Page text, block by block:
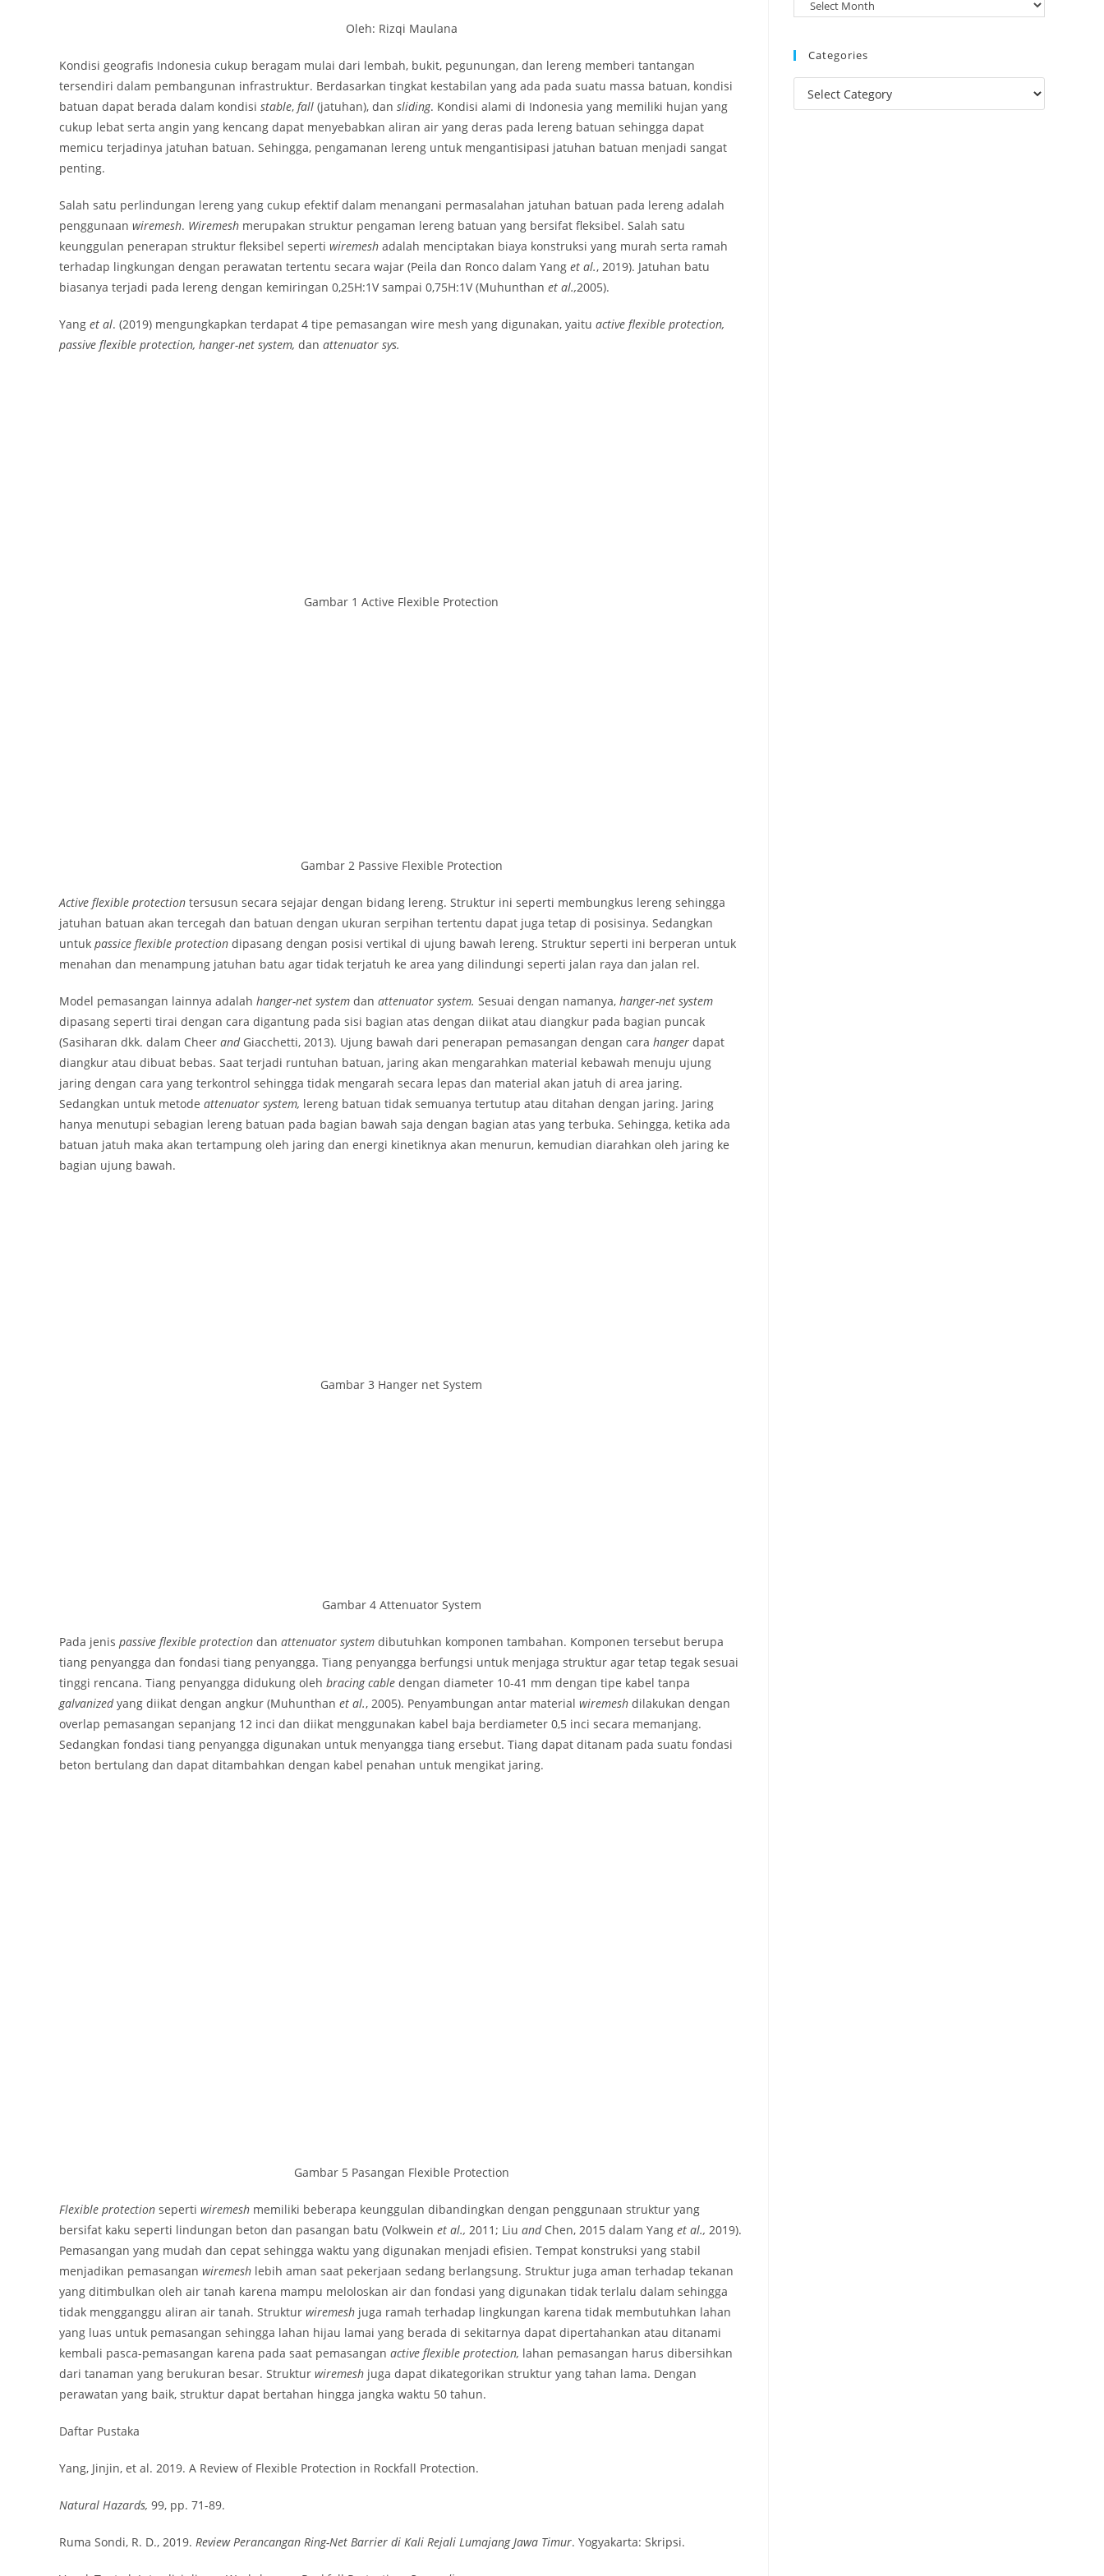
Oleh: Rizqi Maulana
Kondisi geografis Indonesia cukup beragam mulai dari lembah, bukit, pegunungan, dan lereng memberi tantangan
tersendiri dalam pembangunan infrastruktur. Berdasarkan tingkat kestabilan yang ada pada suatu massa batuan, kondisi
batuan dapat berada dalam kondisi stable, fall (jatuhan), dan sliding. Kondisi alami di Indonesia yang memiliki hujan yang
cukup lebat serta angin yang kencang dapat menyebabkan aliran air yang deras pada lereng batuan sehingga dapat
memicu terjadinya jatuhan batuan. Sehingga, pengamanan lereng untuk mengantisipasi jatuhan batuan menjadi sangat
penting.
Salah satu perlindungan lereng yang cukup efektif dalam menangani permasalahan jatuhan batuan pada lereng adalah
penggunaan wiremesh. Wiremesh merupakan struktur pengaman lereng batuan yang bersifat fleksibel. Salah satu
keunggulan penerapan struktur fleksibel seperti wiremesh adalah menciptakan biaya konstruksi yang murah serta ramah
terhadap lingkungan dengan perawatan tertentu secara wajar (Peila dan Ronco dalam Yang et al., 2019). Jatuhan batu
biasanya terjadi pada lereng dengan kemiringan 0,25H:1V sampai 0,75H:1V (Muhunthan et al.,2005).
Yang et al. (2019) mengungkapkan terdapat 4 tipe pemasangan wire mesh yang digunakan, yaitu active flexible protection,
passive flexible protection, hanger-net system, dan attenuator sys.
Gambar 1 Active Flexible Protection
Gambar 2 Passive Flexible Protection
Active flexible protection tersusun secara sejajar dengan bidang lereng. Struktur ini seperti membungkus lereng sehingga
jatuhan batuan akan tercegah dan batuan dengan ukuran serpihan tertentu dapat juga tetap di posisinya. Sedangkan
untuk passice flexible protection dipasang dengan posisi vertikal di ujung bawah lereng. Struktur seperti ini berperan untuk
menahan dan menampung jatuhan batu agar tidak terjatuh ke area yang dilindungi seperti jalan raya dan jalan rel.
Model pemasangan lainnya adalah hanger-net system dan attenuator system. Sesuai dengan namanya, hanger-net system
dipasang seperti tirai dengan cara digantung pada sisi bagian atas dengan diikat atau diangkur pada bagian puncak
(Sasiharan dkk. dalam Cheer and Giacchetti, 2013). Ujung bawah dari penerapan pemasangan dengan cara hanger dapat
diangkur atau dibuat bebas. Saat terjadi runtuhan batuan, jaring akan mengarahkan material kebawah menuju ujung
jaring dengan cara yang terkontrol sehingga tidak mengarah secara lepas dan material akan jatuh di area jaring.
Sedangkan untuk metode attenuator system, lereng batuan tidak semuanya tertutup atau ditahan dengan jaring. Jaring
hanya menutupi sebagian lereng batuan pada bagian bawah saja dengan bagian atas yang terbuka. Sehingga, ketika ada
batuan jatuh maka akan tertampung oleh jaring dan energi kinetiknya akan menurun, kemudian diarahkan oleh jaring ke
bagian ujung bawah.
Gambar 3 Hanger net System
Gambar 4 Attenuator System
Pada jenis passive flexible protection dan attenuator system dibutuhkan komponen tambahan. Komponen tersebut berupa
tiang penyangga dan fondasi tiang penyangga. Tiang penyangga berfungsi untuk menjaga struktur agar tetap tegak sesuai
tinggi rencana. Tiang penyangga didukung oleh bracing cable dengan diameter 10-41 mm dengan tipe kabel tanpa
galvanizedyang diikat dengan angkur (Muhunthan et al., 2005). Penyambungan antar material wiremesh dilakukan dengan
overlap pemasangan sepanjang 12 inci dan diikat menggunakan kabel baja berdiameter 0,5 inci secara memanjang.
Sedangkan fondasi tiang penyangga digunakan untuk menyangga tiang ersebut. Tiang dapat ditanam pada suatu fondasi
beton bertulang dan dapat ditambahkan dengan kabel penahan untuk mengikat jaring.
Gambar 5 Pasangan Flexible Protection
Flexible protection seperti wiremesh memiliki beberapa keunggulan dibandingkan dengan penggunaan struktur yang
bersifat kaku seperti lindungan beton dan pasangan batu (Volkwein et al., 2011; Liu and Chen, 2015 dalam Yang et al., 2019).
Pemasangan yang mudah dan cepat sehingga waktu yang digunakan menjadi efisien. Tempat konstruksi yang stabil
menjadikan pemasangan wiremesh lebih aman saat pekerjaan sedang berlangsung. Struktur juga aman terhadap tekanan
yang ditimbulkan oleh air tanah karena mampu meloloskan air dan fondasi yang digunakan tidak terlalu dalam sehingga
tidak mengganggu aliran air tanah. Struktur wiremesh juga ramah terhadap lingkungan karena tidak membutuhkan lahan
yang luas untuk pemasangan sehingga lahan hijau lamai yang berada di sekitarnya dapat dipertahankan atau ditanami
kembali pasca-pemasangan karena pada saat pemasangan active flexible protection, lahan pemasangan harus dibersihkan
dari tanaman yang berukuran besar. Struktur wiremesh juga dapat dikategorikan struktur yang tahan lama. Dengan
perawatan yang baik, struktur dapat bertahan hingga jangka waktu 50 tahun.
Daftar Pustaka
Yang, Jinjin, et al. 2019. A Review of Flexible Protection in Rockfall Protection.
Natural Hazards, 99, pp. 71-89.
Ruma Sondi, R. D., 2019. Review Perancangan Ring-Net Barrier di Kali Rejali Lumajang Jawa Timur. Yogyakarta: Skripsi.
Categories